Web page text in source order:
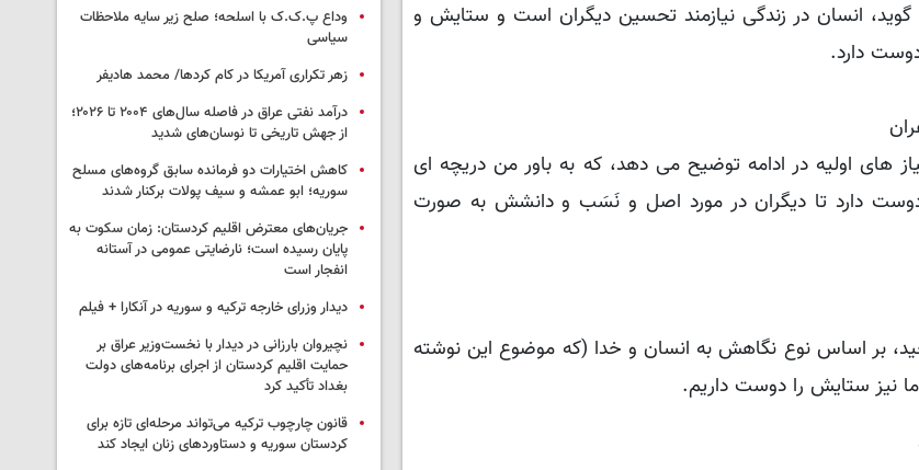
انسان در زندگی نیازمند تحسین دیگران است و ستایش و
دارد.
های اولیه در ادامه توضیح می دهد، که به باور من دریچه ای
دارد تا دیگران در مورد اصل و نَسَب و دانشش به صورت
بر اساس نوع نگاهش به انسان و خدا (که موضوع این نوشته
نیز ستایش را دوست داریم.
وداع پ.ک.ک با اسلحه؛ صلح زیر سایه ملاحظات
سیاسی
زهر تکراری آمریکا در کام کردها/ محمد هادیفر
درآمد نفتی عراق در فاصله سال‌های ۲۰۰۴ تا ۲۰۲۶؛
از جهش تاریخی تا نوسان‌های شدید
کاهش اختیارات دو فرمانده سابق گروه‌های مسلح
سوریه؛ ابو عمشه و سیف پولات برکنار شدند
جریان‌های معترض اقلیم کردستان: زمان سکوت به
پایان رسیده است؛ نارضایتی عمومی در آستانه
انفجار است
دیدار وزرای خارجه ترکیه و سوریه در آنکارا + فیلم
نچیروان بارزانی در دیدار با نخست‌وزیر عراق بر
حمایت اقلیم کردستان از اجرای برنامه‌های دولت
بغداد تأکید کرد
قانون چارچوب ترکیه می‌تواند مرحله‌ای تازه برای
کردستان سوریه و دستاوردهای زنان ایجاد کند